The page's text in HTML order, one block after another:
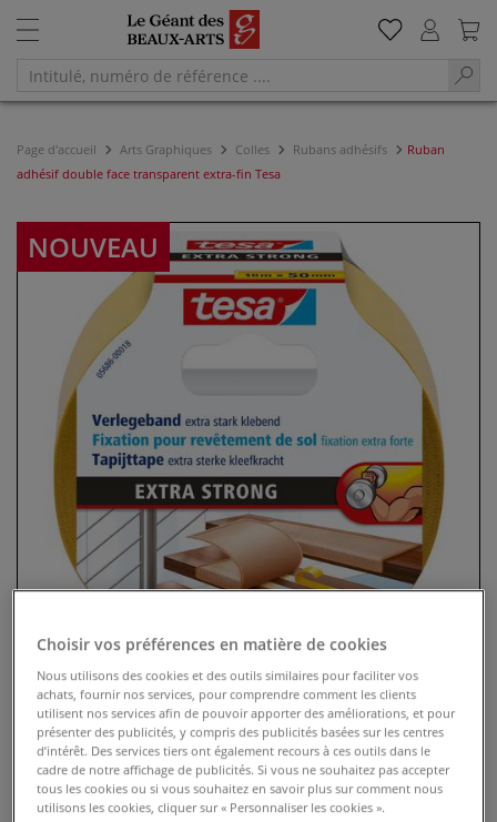
Page d'accueil Arts Graphiques Colles Rubans adhésifs
Ruban
adhésif double face transparent extra-fin Tesa
NOUVEAU
Ruban adhésif double face
transparent extra-fin Tesa
Choisir vos préférences en matière de cookies
Nous utilisons des cookies et des outils similaires pour faciliter vos
achats, fournir nos services, pour comprendre comment les clients
utilisent nos services afin de pouvoir apporter des améliorations, et pour
présenter des publicités, y compris des publicités basées sur les centres
d’intérêt. Des services tiers ont également recours à ces outils dans le
cadre de notre affichage de publicités. Si vous ne souhaitez pas accepter
tous les cookies ou si vous souhaitez en savoir plus sur comment nous
utilisons les cookies, cliquer sur « Personnaliser les cookies ».